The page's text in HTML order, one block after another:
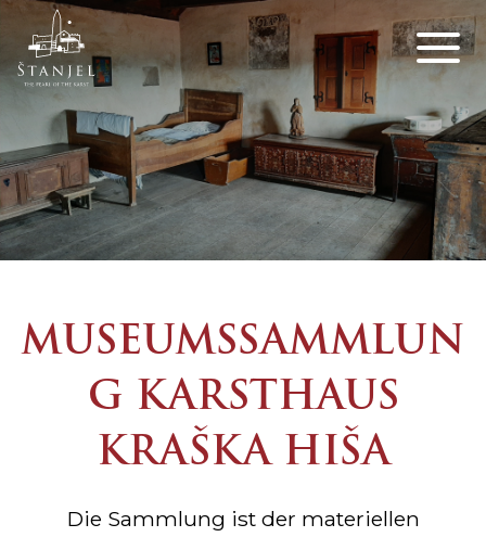
MUSEUMSSAMMLUN
G KARSTHAUS
KRAŠKA HIŠA
Die Sammlung ist der materiellen